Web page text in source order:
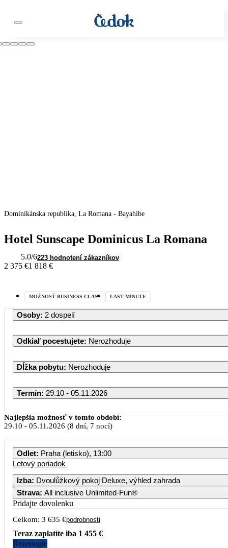
Dominikánska republika, La Romana - Bayahibe
Hotel Sunscape Dominicus La Romana
5.0/6223 hodnotení zákazníkov
2 375 €1 818 €
MOŽNOSŤ BUSINESS CLASS LAST MINUTE
Osoby: 2 dospelí
Odkiaľ pocestujete: Nerozhoduje
Dĺžka pobytu: Nerozhoduje
Termín: 29.10 - 05.11.2026
Najlepšia možnosť v tomto období:
29.10 - 05.11.2026 (8 dní, 7 nocí)
Odlet: Praha (letisko), 13:00
Letový poriadok
Izba: Dvoulůžkový pokoj Deluxe, výhled zahrada
Strava: All inclusive Unlimited-Fun®
Pridajte dovolenku
Celkom: 3 635 €podrobnosti
Teraz zaplatíte iba 1 455 €
Rezervujte